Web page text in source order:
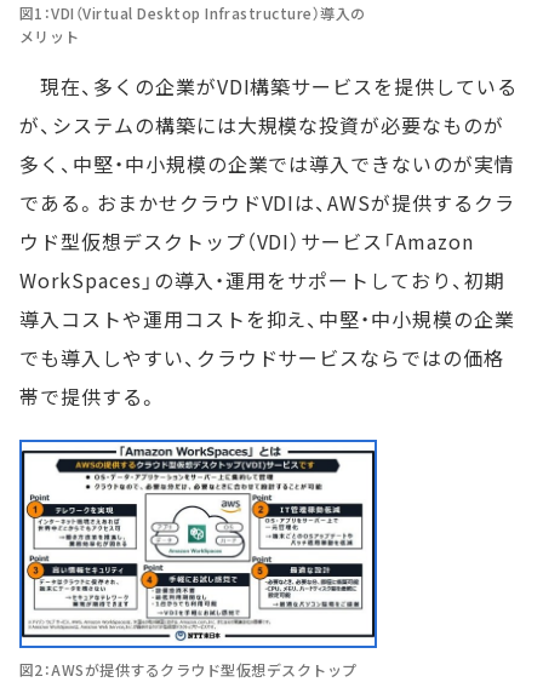
図1：VDI（Virtual Desktop Infrastructure）導入の
メリット
現在、多くの企業がVDI構築サービスを提供している
が、システムの構築には大規模な投資が必要なものが
多く、中堅・中小規模の企業では導入できないのが実情
である。おまかせクラウドVDIは、AWSが提供するクラ
ウド型仮想デスクトップ（VDI）サービス「Amazon
WorkSpaces」の導入・運用をサポートしており、初期
導入コストや運用コストを抑え、中堅・中小規模の企業
でも導入しやすい、クラウドサービスならではの価格
帯で提供する。
図2：AWSが提供するクラウド型仮想デスクトップ